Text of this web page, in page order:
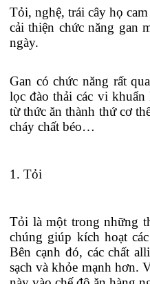
Tỏi, nghệ, trái cây họ
cải thiện chức năng gan
ngày.
Gan có chức năng rất
lọc đào thải các vi
từ thức ăn thành thứ cơ
cháy chất béo…
1. Tỏi
Tỏi là một trong những
chúng giúp kích hoạt
Bên cạnh đó, các chất
sạch và khỏe mạnh hơn.